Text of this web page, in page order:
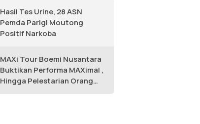
Hasil Tes Urine, 28 ASN
Pemda Parigi Moutong
Positif Narkoba
MAXi Tour Boemi Nusantara
Buktikan Performa MAXimal ,
Hingga Pelestarian Orang